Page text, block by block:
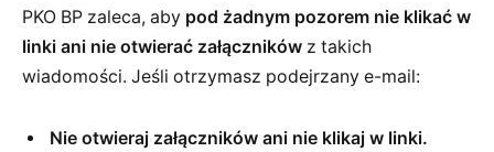
PKO BP zaleca, aby pod żadnym pozorem nie klikać w
linki ani nie otwierać załączników z takich
wiadomości. Jeśli otrzymasz podejrzany e-mail:
Nie otwieraj załączników ani nie klikaj w linki.